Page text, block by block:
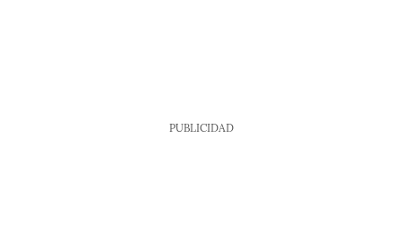
PUBLICIDAD